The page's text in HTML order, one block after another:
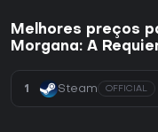
Melhores preços
Morgana: A
1 Steam OFFICIAL